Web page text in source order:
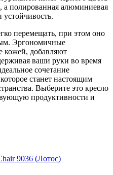
а полированная алюминиевая
устойчивость.
перемещать, при этом оно
Эргономичные
кожей, добавляют
ваши руки во время
сочетание
станет настоящим
Выберите это кресло
продуктивности и
9036 (Лотос)